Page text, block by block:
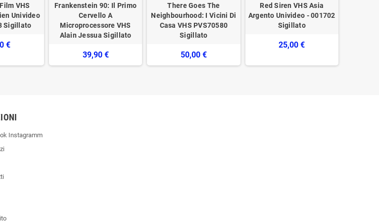
VHS
Univideo
Sigillato
€
Frankenstein 90: Il Primo
Cervello A
Microprocessore VHS
Alain Jessua Sigillato
39,90 €
There Goes The
Neighbourhood: I Vicini Di
Casa VHS PVS70580
Sigillato
50,00 €
Red Siren VHS Asia
Argento Univideo - 001702
Sigillato
25,00 €
Instagramm